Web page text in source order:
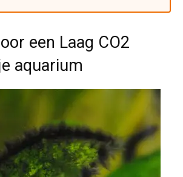
een Laag CO2
aquarium